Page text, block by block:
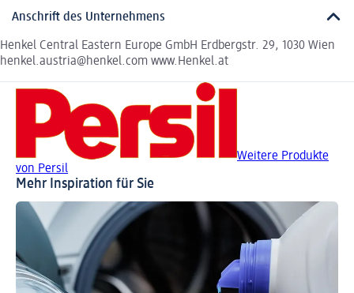
Anschrift des Unternehmens
Henkel Central Eastern Europe GmbH Erdbergstr. 29, 1030 Wien
henkel.austria@henkel.com www.Henkel.at
Weitere Produkte
von Persil
Mehr Inspiration für Sie